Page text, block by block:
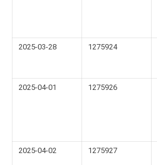
2025-03-28 1275924
2025-04-01 1275926
2025-04-02 1275927